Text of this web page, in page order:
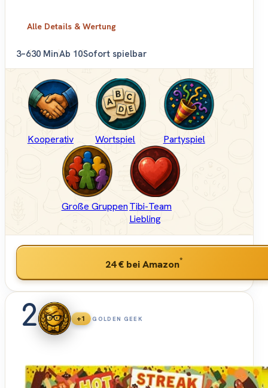
Alle Details & Wertung
3–630 MinAb 10Sofort spielbar
Kooperativ Wortspiel Partyspiel
Große GruppenTibi-Team
Liebling
24 € bei Amazon*
2 +1 GOLDEN GEEK